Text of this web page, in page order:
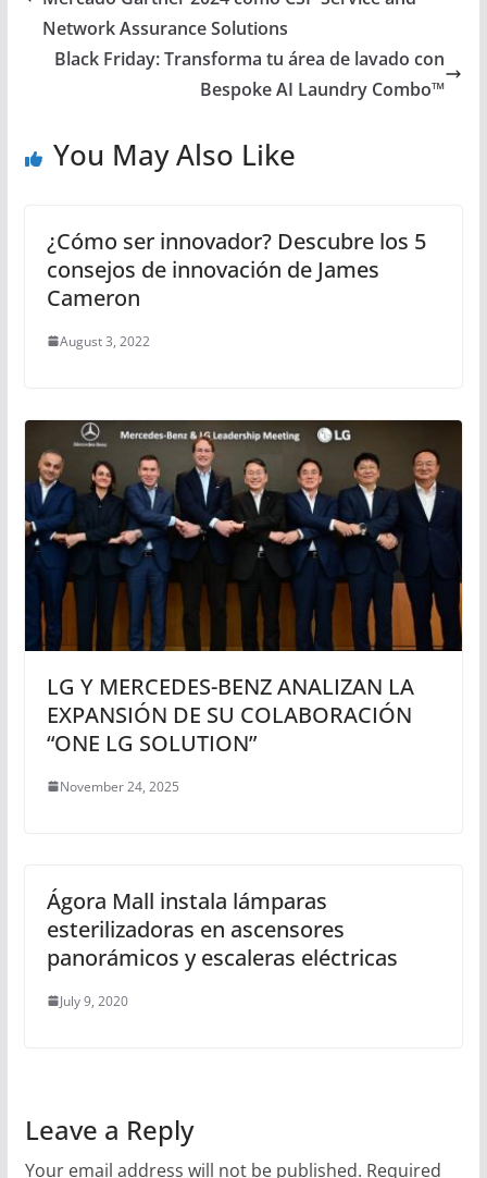
Network Assurance Solutions
Black Friday: Transforma tu área de lavado con
Bespoke AI Laundry Combo™
You May Also Like
¿Cómo ser innovador? Descubre los 5
consejos de innovación de James
Cameron
August 3, 2022
LG Y MERCEDES-BENZ ANALIZAN LA
EXPANSIÓN DE SU COLABORACIÓN
“ONE LG SOLUTION”
November 24, 2025
Ágora Mall instala lámparas
esterilizadoras en ascensores
panorámicos y escaleras eléctricas
July 9, 2020
Leave a Reply
Your email address will not be published. Required